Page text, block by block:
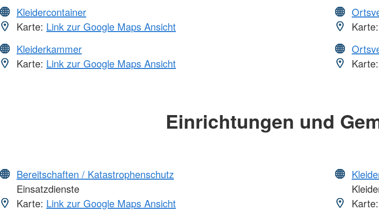
Kleidercontainer
Karte: Link zur Google Maps Ansicht
Kleiderkammer
Karte: Link zur Google Maps Ansicht
Karte:
Karte:
Einrichtungen und
Bereitschaften / Katastrophenschutz
Einsatzdienste
Karte: Link zur Google Maps Ansicht
Karte: